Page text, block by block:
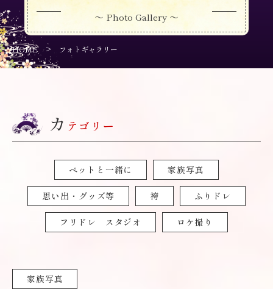
～ Photo Gallery ～
HOME > フォトギャラリー
カ テゴリー
ペットと一緒に 家族写真
思い出・グッズ等 袴 ふりドレ
フリドレ スタジオ ロケ撮り
家族写真